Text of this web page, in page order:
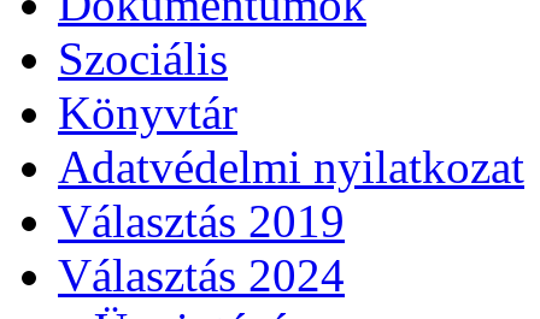
Szociális
Könyvtár
Adatvédelmi nyilatkozat
Választás 2019
Választás 2024